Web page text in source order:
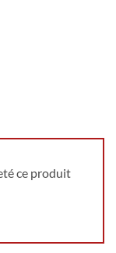
ce produit